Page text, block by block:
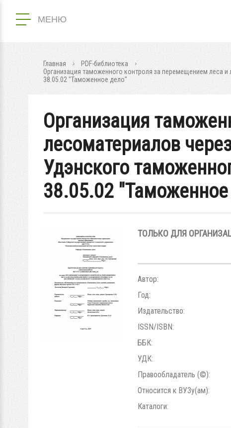
МЕНЮ
Главная
PDF-библиотека
Организация таможенного контроля за перемещением леса
38.05.02 "Таможенное дело"
Организация
лесоматериалов
Удэнского
38.05.02
ТОЛЬКО ДЛЯ
Автор:
Год:
Издательство:
ISSN/ISBN:
ББК:
УДК:
Правообладатель (©):
Относится к ВУЗу(ам):
Каталоги: